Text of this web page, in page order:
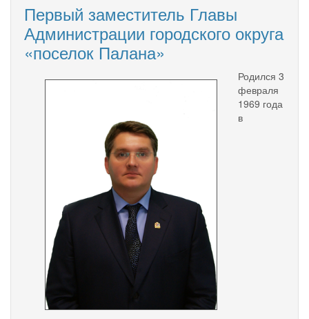
Первый заместитель Главы
Администрации городского округа
«поселок Палана»
Родился 3
февраля
1969 года
в